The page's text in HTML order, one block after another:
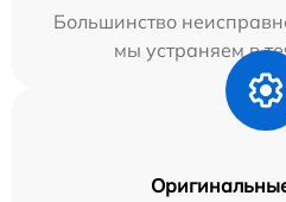
Большинство
мы устраняем в